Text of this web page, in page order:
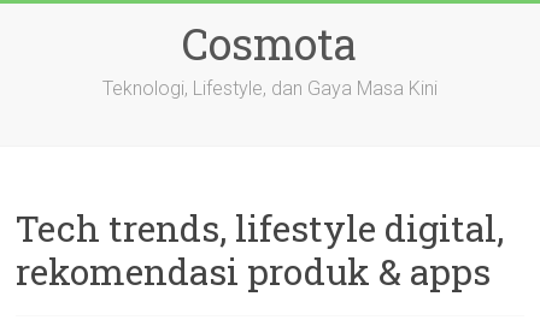
Cosmota
Teknologi, Lifestyle, dan Gaya Masa Kini
Tech trends, lifestyle digital,
rekomendasi produk & apps